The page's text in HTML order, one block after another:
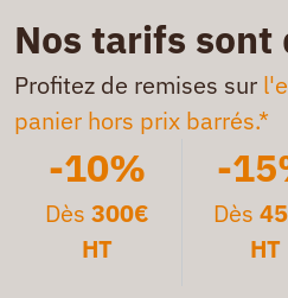
Nos tarifs sont
Profitez de remises sur
panier hors prix barrés.*
-10%
Dès300€
HT
-
Dès
HT